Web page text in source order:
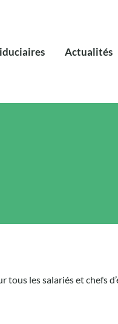
Actualités
tous les salariés et chefs